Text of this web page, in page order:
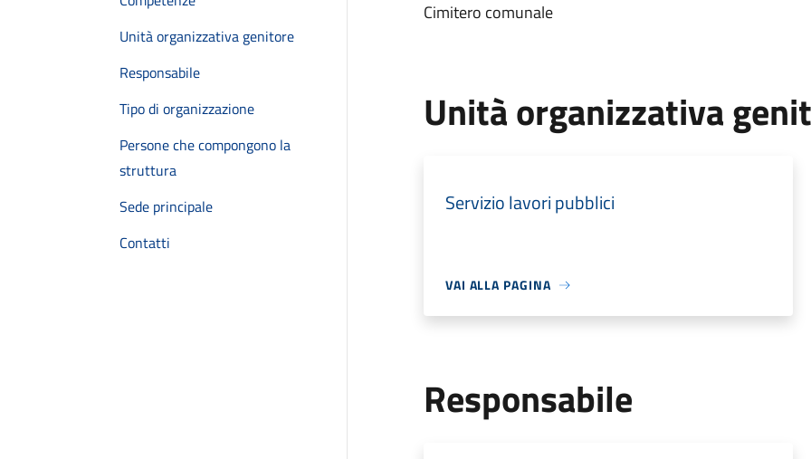
Unità organizzativa genitore
Responsabile
Tipo di organizzazione
Persone che compongono la
struttura
Sede principale
Contatti
Cimitero comunale
Unità organizzativa
Servizio lavori pubblici
VAI ALLA PAGINA
Responsabile